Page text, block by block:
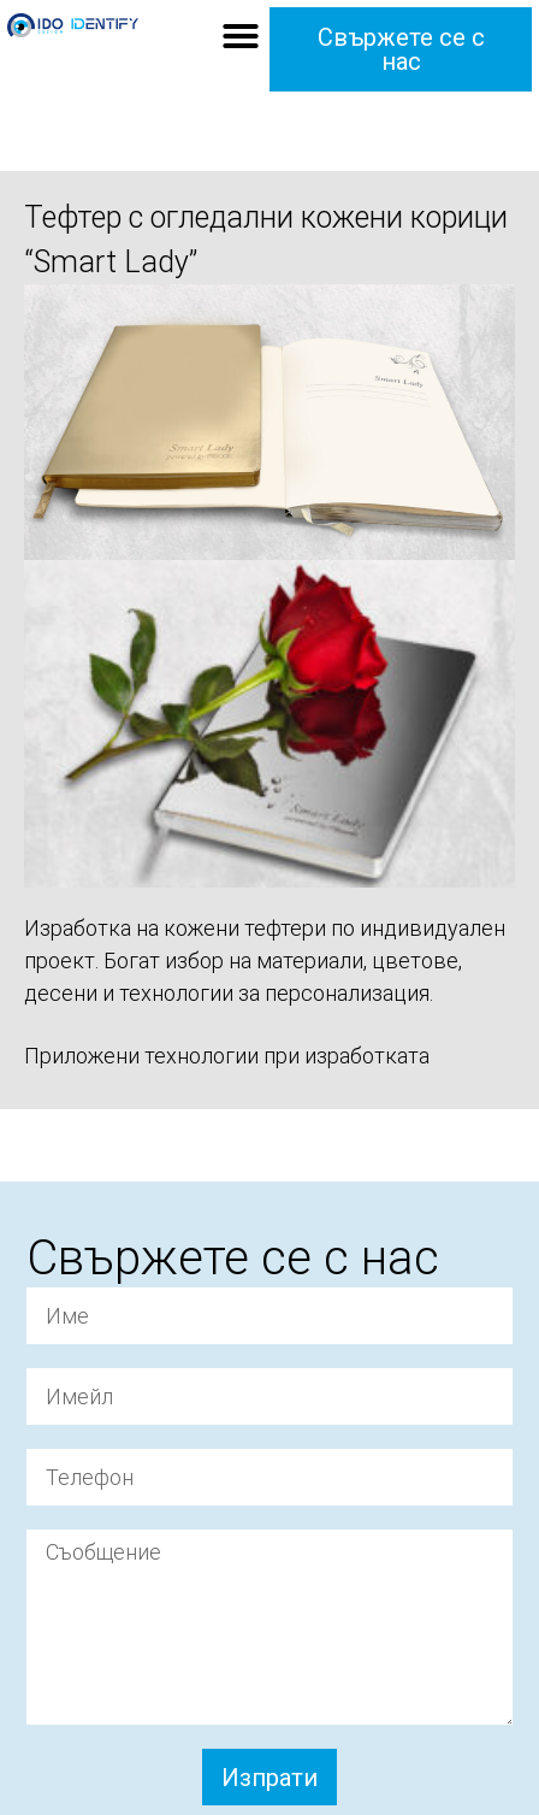
Свържете се с
нас
Тефтер с огледални кожени корици
“Smart Lady”
Изработка на кожени тефтери по индивидуален
проект. Богат избор на материали, цветове,
десени и технологии за персонализация.
Приложени технологии при изработката
Свържете се с нас
Изпрати